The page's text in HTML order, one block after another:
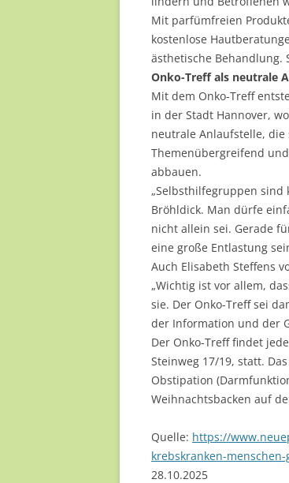
Mit parfümfreien
kostenlose
ästhetische Behandlung.
Onko-Treff als neutrale
Mit dem Onko-Treff
in der Stadt Hannover,
neutrale Anlaufstelle, die
Themenübergreifend
abbauen.
„Selbsthilfegruppen sind
Bröhldick. Man dürfe
nicht allein sei. Gerade
eine große Entlastung
Auch Elisabeth Steffens
„Wichtig ist vor allem,
sie. Der Onko-Treff sei
der Information und der
Der Onko-Treff findet
Steinweg 17/19, statt.
Obstipation
Weihnachtsbacken auf
Quelle: https://
krebskranken-menschen-
28.10.2025